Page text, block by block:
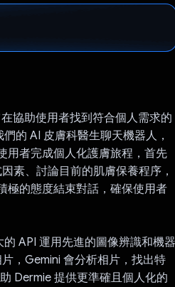
協助使用者找到符合個人需求的
的 AI 皮膚科醫生聊天機器人，
用者完成個人化護膚旅程，首先
素、討論目前的肌膚保養程序，
極的態度結束對話，確保使用者
API 運用先進的圖像辨識和機器
，Gemini 會分析相片，找出特
Dermie 提供更準確且個人化的